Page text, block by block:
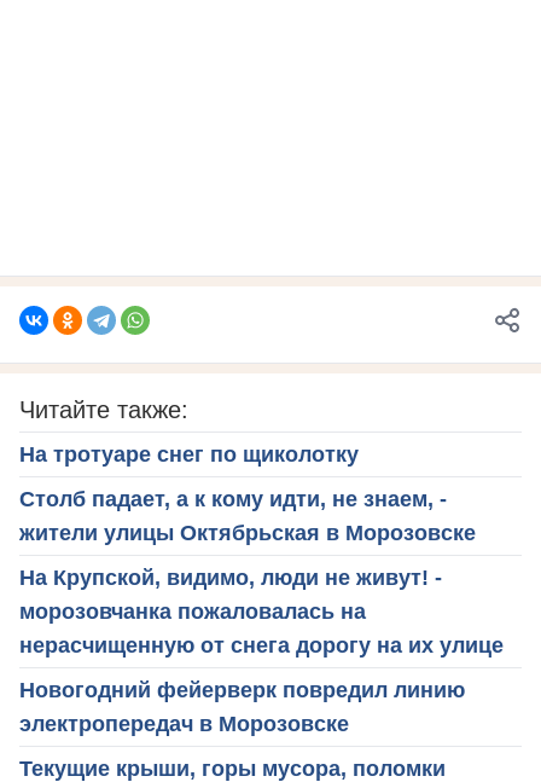
Читайте также:
На тротуаре снег по щиколотку
Столб падает, а к кому идти, не знаем, -
жители улицы Октябрьская в Морозовске
На Крупской, видимо, люди не живут! -
морозовчанка пожаловалась на
нерасчищенную от снега дорогу на их улице
Новогодний фейерверк повредил линию
электропередач в Морозовске
Текущие крыши, горы мусора, поломки